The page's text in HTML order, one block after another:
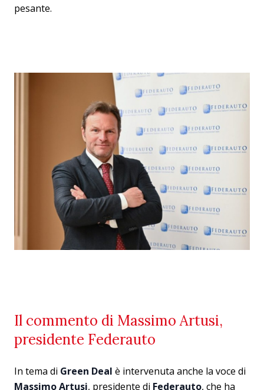
pesante.
Il commento di Massimo Artusi,
presidente Federauto
In tema di Green Deal è intervenuta anche la voce di
Massimo Artusi, presidente di Federauto, che ha